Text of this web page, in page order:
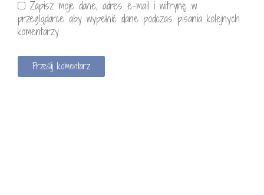
Zapisz moje dane, adres e-mail i witrynę w
przeglądarce aby wypełnić dane podczas pisania kolejnych
komentarzy.